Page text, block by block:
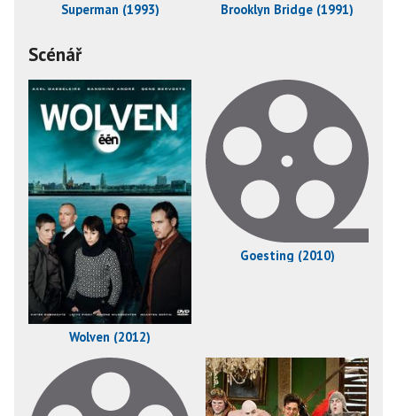
Superman (1993) Brooklyn Bridge (1991)
Scénář
Wolven (2012)
Goesting (2010)